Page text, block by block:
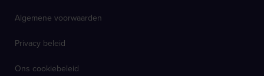
Algemene voorwaarden
Privacy beleid
Ons cookiebeleid